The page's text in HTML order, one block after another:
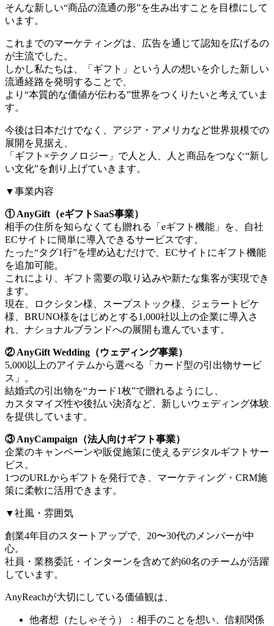
そんな新しい“商品の流通の形”を生み出すことを目標にして
います。
これまでのマーケティングは、広告を通じて認知を広げるの
が主流でした。
しかし私たちは、「ギフト」という人の想いを介した新しい
流通経路を発明することで、
より“本質的な価値が伝わる”世界をつくりたいと考えていま
す。
今後は日本だけでなく、アジア・アメリカなど世界規模での
展開を見据え、
「ギフト×テクノロジー」で人と人、人と商品をつなぐ“新し
い文化”を創り上げていきます。
▼事業内容
① AnyGift（eギフトSaaS事業）
相手の住所を知らなくても贈れる「eギフト機能」を、自社
ECサイトに簡単に導入できるサービスです。
たった“タグ1行”を埋め込むだけで、ECサイトにギフト機能
を追加可能。
これにより、ギフト需要の取り込みや新たな集客が実現でき
ます。
現在、ロクシタン様、スープストック様、ジェラートピケ
様、BRUNO様をはじめとする1,000社以上の企業に導入さ
れ、ナショナルブランドへの展開も進んでいます。
② AnyGift Wedding（ウェディング事業）
5,000以上のアイテムから選べる「カード型の引出物サービ
ス」。
結婚式の引出物を“カード1枚”で贈れるようにし、
カスタマイズ性や後払い決済など、新しいウェディング体験
を提供しています。
③ AnyCampaign（法人向けギフト事業）
企業のキャンペーンや販促施策に使えるデジタルギフトサー
ビス。
1つのURLからギフトを発行でき、マーケティング・CRM施
策に柔軟に活用できます。
▼社風・雰囲気
創業4年目のスタートアップで、20〜30代のメンバーが中
心。
社員・業務委託・インターンを含めて約60名のチームが活躍
しています。
AnyReachが大切にしている価値観は、
他者想（たしゃそう）：相手のことを想い、信頼関係